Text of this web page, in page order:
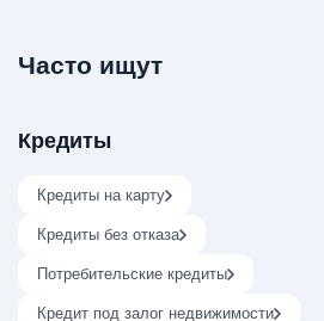
Часто ищут
Кредиты
Кредиты на карту
Кредиты без отказа
Потребительские кредиты
Кредит под залог недвижимости